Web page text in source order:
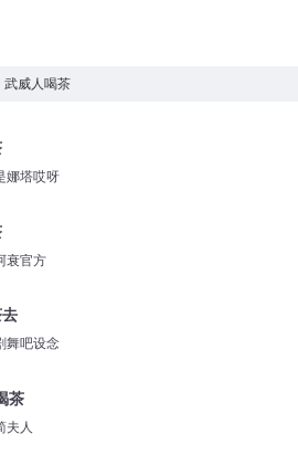
武威人喝茶
娜塔哎呀
衰官方
舞吧设念
茶
夫人